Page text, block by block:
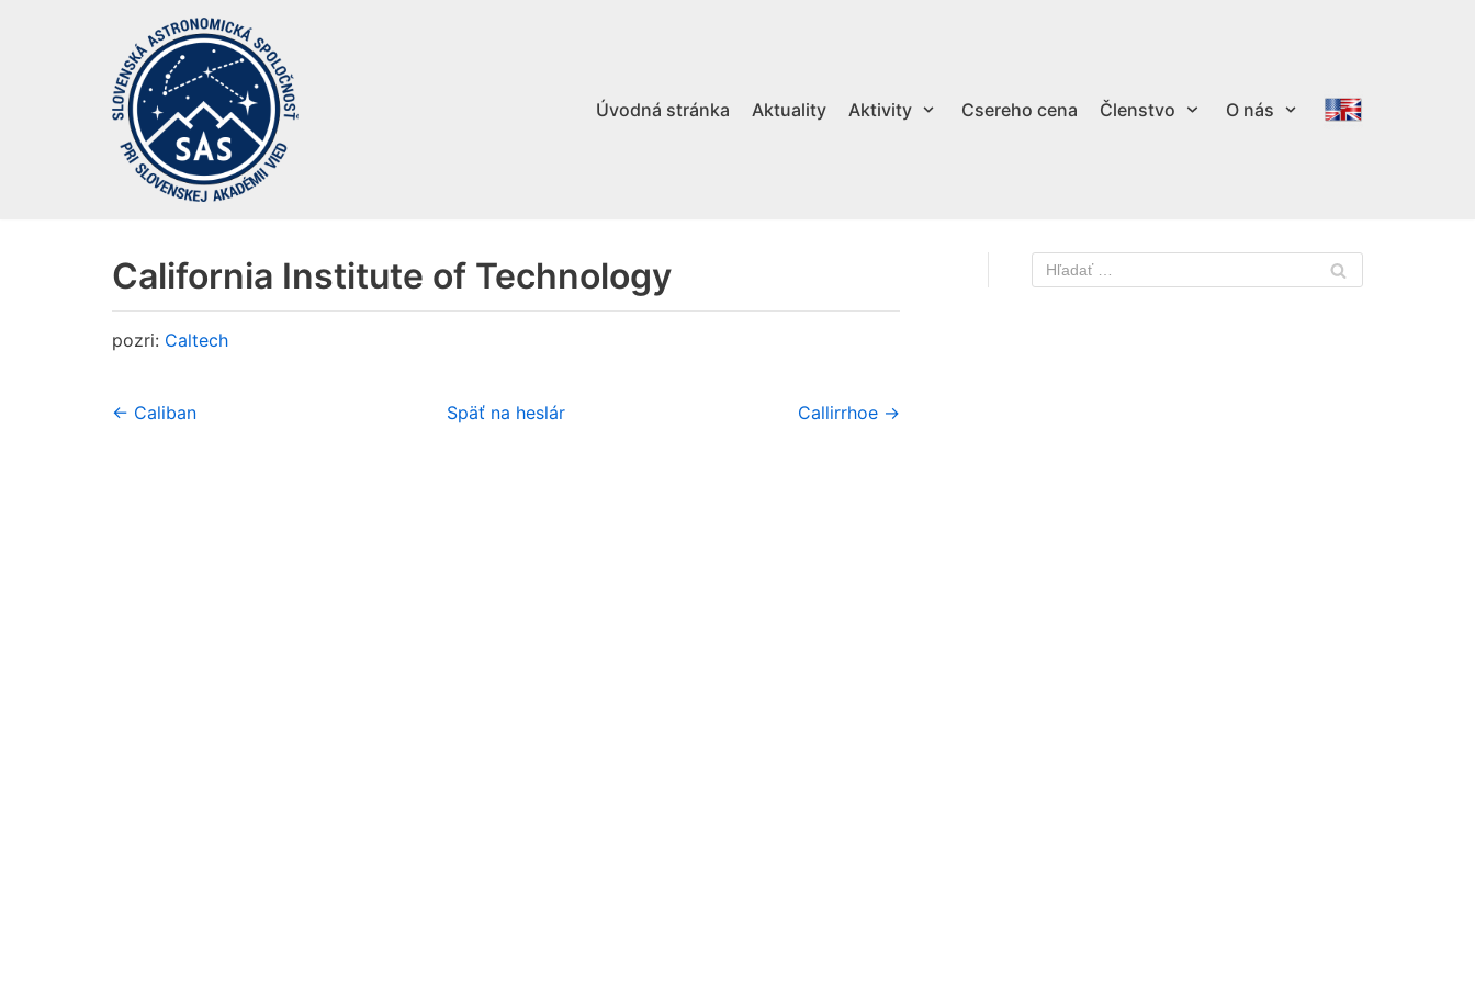
Úvodná stránka Aktuality Aktivity Csereho cena Členstvo O nás
California Institute of Technology
pozri: Caltech
← Caliban Späť na heslár Callirrhoe →